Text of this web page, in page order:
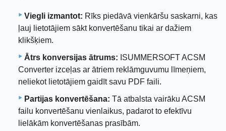
Viegli izmantot: Rīks piedāvā vienkāršu saskarni, kas
ļauj lietotājiem sākt konvertēšanu tikai ar dažiem
klikšķiem.
Ātrs konversijas ātrums: ISUMMERSOFT ACSM
Converter izceļas ar ātriem reklāmguvumu līmeņiem,
neliekot lietotājiem gaidīt savu PDF faili.
Partijas konvertēšana: Tā atbalsta vairāku ACSM
failu konvertēšanu vienlaikus, padarot to efektīvu
lielākām konvertēšanas prasībām.